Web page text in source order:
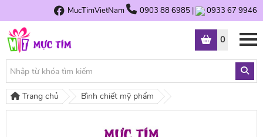
MucTimVietNam 0903 88 6985 | 0933 67 9946
0
Trang chủ Bình chiết mỹ phẩm